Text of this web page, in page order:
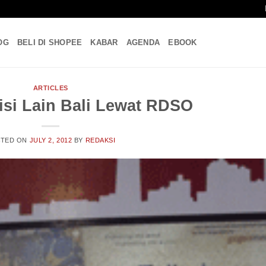
BELI DI SHOPEE KABAR AGENDA EBOOK
ARTICLES
Lain Bali Lewat RDSO
ON JULY 2, 2012 BY REDAKSI